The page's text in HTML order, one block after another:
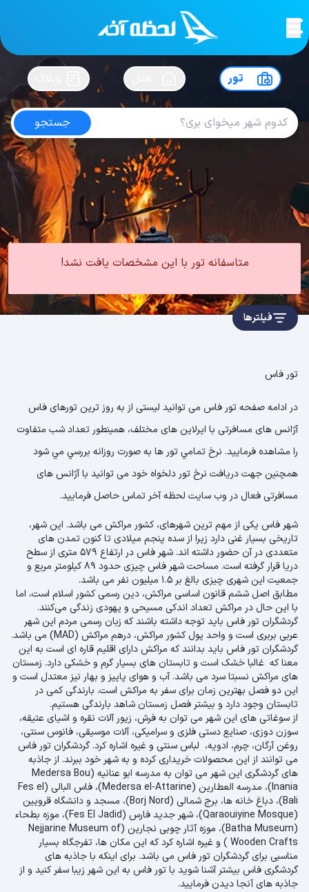
لحظه آخرسفرت رو بساز !
تور
جستجو
تور فاس
4.4 از 5| از362 کاربر
لحظه آخر تور آفریقا تور فاس
متاسفانه تور با این مشخصات یافت نشد!
فیلترها
تور فاس
در ادامه صفحه تور فاس می توانید لیستی از به روز ترین تورهای فاس
آژانس های مسافرتی با ایرلاین های مختلف، همینطور تعداد شب متفاوت
را مشاهده فرمایید. نرخ تمامي تور ها به صورت روزانه بررسي مي شود
همچنین جهت دریافت نرخ تور دلخواه خود می توانید با آژانس های
مسافرتی فعال در وب سایت لحظه آخر تماس حاصل فرمایید.
شهر فاس یکی از مهم ترین شهرهای، کشور مراکش می باشد. این شهر،
تاریخی بسیار غنی دارد زیرا از سده پنجم میلادی تا کنون تمدن‌ های
متعددی در آن حضور داشته ‌اند. شهر فاس در ارتفاع 579 متری از سطح
دریا قرار گرفته است. مساحت شهر فاس چیزی حدود 89 کیلومتر مربع و
جمعیت این شهری چیزی بالغ بر 1.5 میلیون نفر می باشد.
مطابق اصل ششم قانون اساسی مراکش، دین رسمی کشور اسلام است، اما
با این حال در مراکش تعداد اندکی مسیحی و یهودی زندگی می‌کنند.
گردشگران تور فاس باید توجه داشته باشند که زبان رسمی مردم این شهر
عربی بربری است و واحد پول کشور مراکش، درهم مراکش (MAD) می باشد.
گردشگران تور فاس باید بدانند که مراکش دارای اقلیم قاره‌ ای است به این
معنا که غالبا خشک است و تابستان‌ های بسیار گرم و خشکی دارد. زمستان‌
های مراکش نسبتا سرد می باشد. آب و هوای پاییز و بهار نیز معتدل است و
این دو فصل بهترین زمان برای سفر به مراکش است. بارندگی کمی در
تابستان وجود دارد و بیشتر فصل زمستان شاهد بارندگی هستیم.
از سوغاتی های این شهر می توان به فرش، زیور آلات نقره و اشیای عتیقه،
سوزن دوزی، صنایع دستی فلزی و سرامیکی، آلات موسیقی، فانوس سنتی،
روغن آرگان، چرم، ادویه، لباس سنتی و غیره اشاره کرد. گردشگران تور فاس
می توانند از این محصولات خریداری کرده و به شهر خود ببرند. از جاذبه
های گردشگری این شهر می توان به مدرسه ابو عنانیه (Medersa Bou
Inania‏)، مدرسه العطارین (Medersa el-Attarine‏)، فاس البالی (Fes el
Bali‏)، دباغ خانه ها، برج شمالی (Borj Nord)، مسجد و دانشگاه قرویین
(Qaraouiyine Mosque‏)، شهر جدید فارس (Fes El Jadid‏)، موزه بطحاء
(Batha Museum‏)، موزه آثار چوبی نجارین (Nejjarine Museum of
Wooden Crafts‏‏‏ ‎)‏ و غیره اشاره کرد که این مکان ها، تفرجگاه بسیار
مناسبی برای گردشگران تور فاس می باشد. برای اینکه با جاذبه های
گردشگری فاس بیشتر آشنا شوید با تور فاس به این شهر زیبا سفر کنید و از
جاذبه های آنجا دیدن فرمایید.